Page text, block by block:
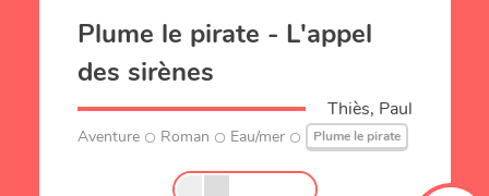
Plume le pirate - L'appel
des sirènes
Thiès, Paul
Aventure Roman Eau/mer Plume le pirate